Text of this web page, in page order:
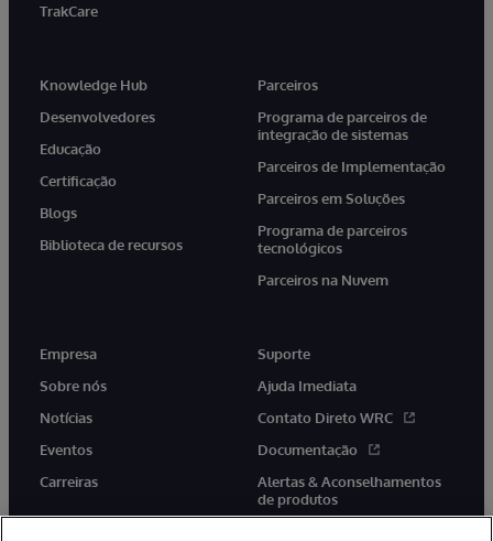
TrakCare
Knowledge Hub
Desenvolvedores
Educação
Certificação
Blogs
Biblioteca de recursos
Parceiros
Programa de parceiros de
integração de sistemas
Parceiros de Implementação
Parceiros em Soluções
Programa de parceiros
tecnológicos
Parceiros na Nuvem
Empresa
Sobre nós
Notícias
Eventos
Carreiras
Suporte
Ajuda Imediata
Contato Direto WRC
Documentação
Alertas & Aconselhamentos
de produtos